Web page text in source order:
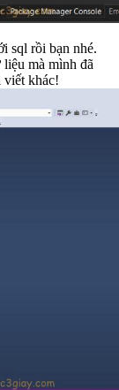
sql rồi bạn nhé.
mà mình đã
viết khác!